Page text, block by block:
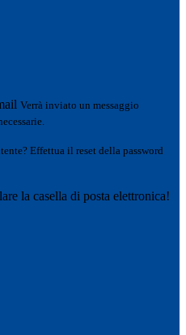
Verrà inviato un messaggio
Effettua il reset della password
la casella di posta elettronica!